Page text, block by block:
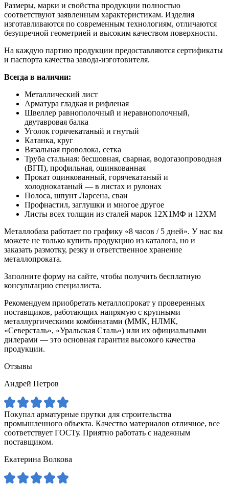
Размеры, марки и свойства продукции полностью
соответствуют заявленным характеристикам. Изделия
изготавливаются по современным технологиям, отличаются
безупречной геометрией и высоким качеством поверхности.
На каждую партию продукции предоставляются сертификаты
и паспорта качества завода-изготовителя.
Всегда в наличии:
Металлический лист
Арматура гладкая и рифленая
Швеллер равнополочный и неравнополочный,
двутавровая балка
Уголок горячекатаный и гнутый
Катанка, круг
Вязальная проволока, сетка
Труба стальная: бесшовная, сварная, водогазопроводная
(ВГП), профильная, оцинкованная
Прокат оцинкованный, горячекатаный и
холоднокатаный — в листах и рулонах
Полоса, шпунт Ларсена, сваи
Профнастил, заглушки и многое другое
Листы всех толщин из сталей марок 12Х1МФ и 12ХМ
Металлобаза работает по графику «8 часов / 5 дней». У нас вы
можете не только купить продукцию из каталога, но и
заказать размотку, резку и ответственное хранение
металлопроката.
Заполните форму на сайте, чтобы получить бесплатную
консультацию специалиста.
Рекомендуем приобретать металлопрокат у проверенных
поставщиков, работающих напрямую с крупными
металлургическими комбинатами (ММК, НЛМК,
«Северсталь», «Уральская Сталь») или их официальными
дилерами — это основная гарантия высокого качества
продукции.
Отзывы
Андрей Петров
Покупал арматурные прутки для строительства
промышленного объекта. Качество материалов отличное, все
соответствует ГОСТу. Приятно работать с надежным
поставщиком.
Екатерина Волкова